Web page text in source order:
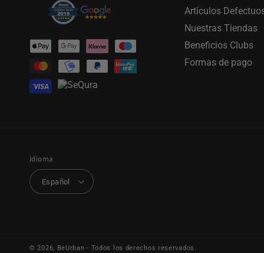
Formas
de
pago
Artículos
Nuestras Tiendas
Beneficios Clubs
Formas de pago
Idioma
Español
© 2026, BeUrban - Todos los derechos reservados.